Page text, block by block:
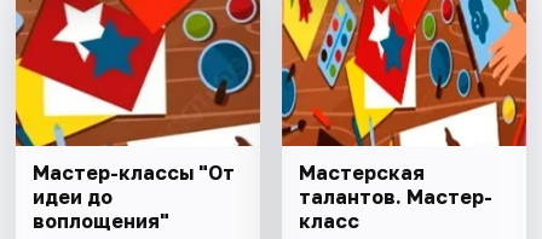
Мастер-классы "От
идеи до
воплощения"
Мастерская
талантов. Мастер-
класс